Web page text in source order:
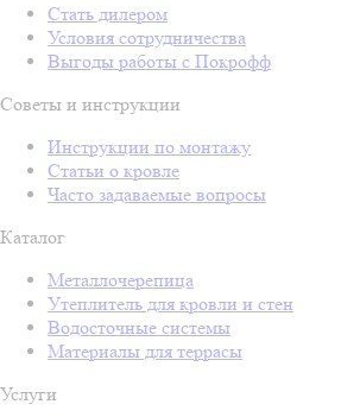
Стать дилером
Условия сотрудничества
Выгоды работы с Покрофф
Советы и инструкции
Инструкции по монтажу
Статьи о кровле
Часто задаваемые вопросы
Каталог
Металлочерепица
Утеплитель для кровли и стен
Водосточные системы
Материалы для террасы
Услуги